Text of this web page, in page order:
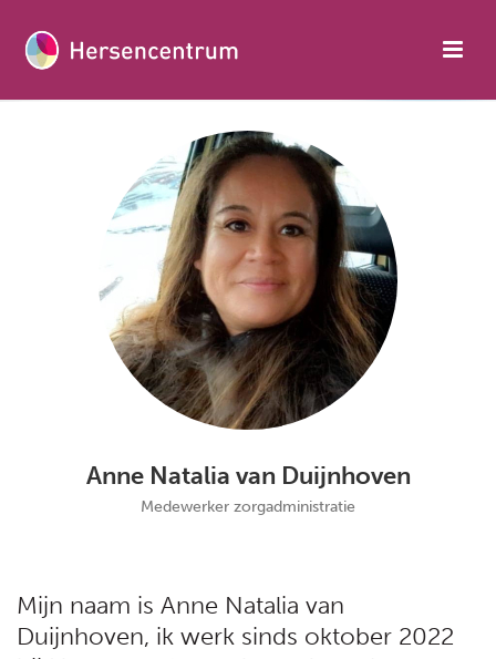
Anne Natalia van Duijnhoven
Medewerker zorgadministratie
Mijn naam is Anne Natalia van
Duijnhoven, ik werk sinds oktober 2022